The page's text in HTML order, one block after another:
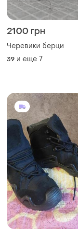
2100 грн
Черевики берци
39 и еще 7